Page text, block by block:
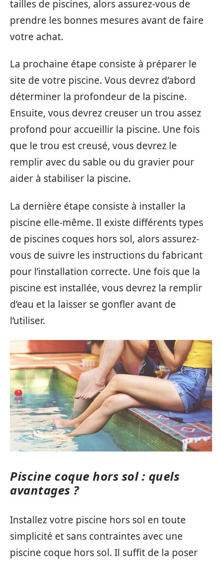
tailles de piscines, alors assurez-vous de
prendre les bonnes mesures avant de faire
votre achat.
La prochaine étape consiste à préparer le
site de votre piscine. Vous devrez d’abord
déterminer la profondeur de la piscine.
Ensuite, vous devrez creuser un trou assez
profond pour accueillir la piscine. Une fois
que le trou est creusé, vous devrez le
remplir avec du sable ou du gravier pour
aider à stabiliser la piscine.
La dernière étape consiste à installer la
piscine elle-même. Il existe différents types
de piscines coques hors sol, alors assurez-
vous de suivre les instructions du fabricant
pour l’installation correcte. Une fois que la
piscine est installée, vous devrez la remplir
d’eau et la laisser se gonfler avant de
l’utiliser.
Piscine coque hors sol : quels
avantages ?
Installez votre piscine hors sol en toute
simplicité et sans contraintes avec une
piscine coque hors sol. Il suffit de la poser